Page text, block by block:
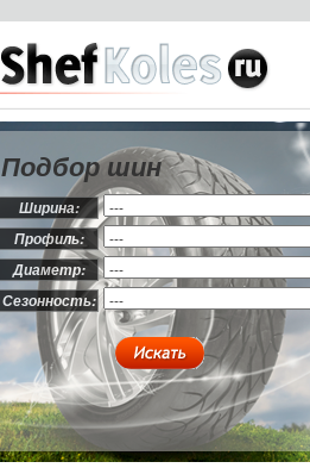
Подбор шин
Ширина:
Профиль:
Диаметр:
Сезонность: